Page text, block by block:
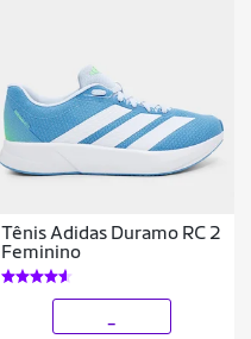
Tênis Adidas Duramo RC 2
Feminino